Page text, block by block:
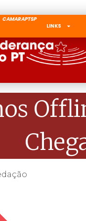
CAMARAPTSP
LINKS